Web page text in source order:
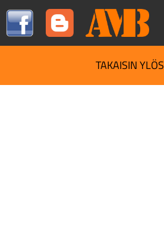
TAKAISIN YLÖS